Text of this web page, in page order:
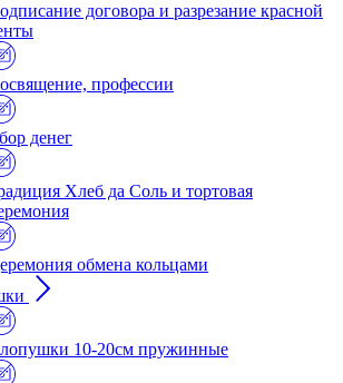
договора и разрезание красной
профессии
денег
Хлеб да Соль и тортовая
обмена кольцами
10-20см пружинные